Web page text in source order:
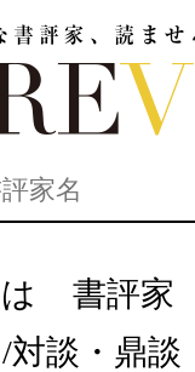
書評家
談・鼎談